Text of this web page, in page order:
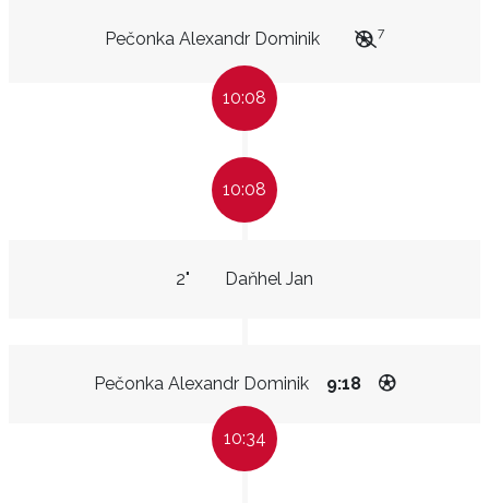
Pečonka Alexandr Dominik 7
10:08
10:08
Daňhel Jan
2"
Pečonka Alexandr Dominik 9:18
10:34